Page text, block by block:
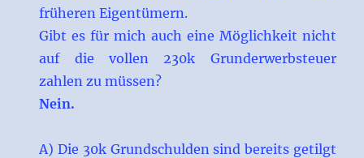
früheren Eigentümern.
Gibt es für mich auch eine Möglichkeit nicht
auf die vollen 230k Grunderwerbsteuer
zahlen zu müssen?
Nein.
A) Die 30k Grundschulden sind bereits getilgt